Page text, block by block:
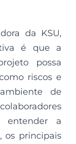
da KSU,
é que a
possa
riscos e
de
entender a
os principais